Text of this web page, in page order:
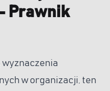
Prawnik
w organizacji, ten